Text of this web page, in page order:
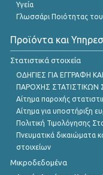
Υγεία
Γλωσσάρι Ποιότητας
Προϊόντα και
Στατιστικά στοιχεία
ΟΔΗΓΙΕΣ ΓΙΑ ΕΓΓΡΑΦΗ
ΠΑΡΟΧΗΣ ΣΤΑΤΙΣΤΙΚΩΝ
Αίτημα παροχής
Αίτημα για υποστήριξη
Πολιτική Τιμολόγησης
Πνευματικά δικαιώματα
στοιχείων
Μικροδεδομένα